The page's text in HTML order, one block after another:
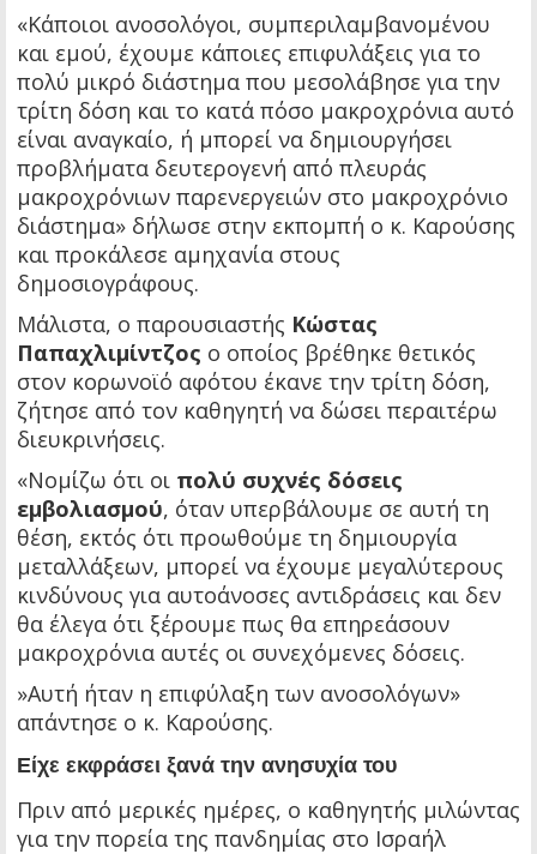
«Κάποιοι ανοσολόγοι, συμπεριλαμβανομένου
και εμού, έχουμε κάποιες επιφυλάξεις για το
πολύ μικρό διάστημα που μεσολάβησε για την
τρίτη δόση και το κατά πόσο μακροχρόνια αυτό
είναι αναγκαίο, ή μπορεί να δημιουργήσει
προβλήματα δευτερογενή από πλευράς
μακροχρόνιων παρενεργειών στο μακροχρόνιο
διάστημα» δήλωσε στην εκπομπή ο κ. Καρούσης
και προκάλεσε αμηχανία στους
δημοσιογράφους.
Μάλιστα, ο παρουσιαστής Κώστας
Παπαχλιμίντζος ο οποίος βρέθηκε θετικός
στον κορωνοϊό αφότου έκανε την τρίτη δόση,
ζήτησε από τον καθηγητή να δώσει περαιτέρω
διευκρινήσεις.
«Νομίζω ότι οι πολύ συχνές δόσεις
εμβολιασμού, όταν υπερβάλουμε σε αυτή τη
θέση, εκτός ότι προωθούμε τη δημιουργία
μεταλλάξεων, μπορεί να έχουμε μεγαλύτερους
κινδύνους για αυτοάνοσες αντιδράσεις και δεν
θα έλεγα ότι ξέρουμε πως θα επηρεάσουν
μακροχρόνια αυτές οι συνεχόμενες δόσεις.
»Αυτή ήταν η επιφύλαξη των ανοσολόγων»
απάντησε ο κ. Καρούσης.
Είχε εκφράσει ξανά την ανησυχία του
Πριν από μερικές ημέρες, ο καθηγητής μιλώντας
για την πορεία της πανδημίας στο Ισραήλ